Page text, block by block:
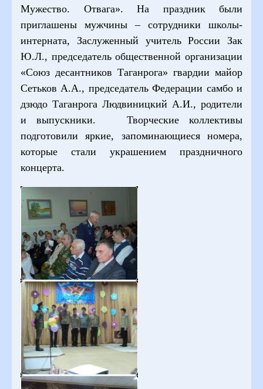
Мужество. Отвага». На праздник были
приглашены мужчины – сотрудники школы-
интерната, Заслуженный учитель России Зак
Ю.Л., председатель общественной организации
«Союз десантников Таганрога» гвардии майор
Сетьков А.А., председатель Федерации самбо и
дзюдо Таганрога Людвиницкий А.И., родители
и выпускники. Творческие коллективы
подготовили яркие, запоминающиеся номера,
которые стали украшением праздничного
концерта.